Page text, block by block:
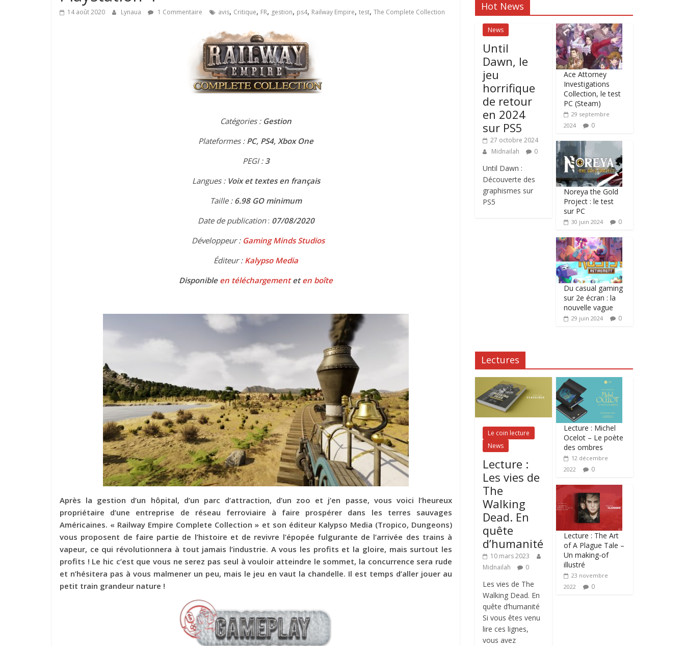
14 août 2020 Lynaua 1 Commentaire avis, Critique, FR, gestion, ps4, Railway Empire, test, The Complete Collection
Catégories : Gestion
Plateformes : PC, PS4, Xbox One
PEGI : 3
Langues : Voix et textes en français
Taille : 6.98 GO minimum
Date de publication: 07/08/2020
Développeur : Gaming Minds Studios
Éditeur : Kalypso Media
Disponible en téléchargement eten boîte
Après la gestion d’un hôpital, d’un parc d’attraction, d’un zoo et j’en passe, vous voici l’heureux
propriétaire d’une entreprise de réseau ferroviaire à faire prospérer dans les terres sauvages
Américaines. « Railway Empire Complete Collection » et son éditeur Kalypso Media (Tropico, Dungeons)
vous proposent de faire partie de l’histoire et de revivre l’épopée fulgurante de l’arrivée des trains à
vapeur, ce qui révolutionnera à tout jamais l’industrie. A vous les profits et la gloire, mais surtout les
profits ! Le hic c’est que vous ne serez pas seul à vouloir atteindre le sommet, la concurrence sera rude
et n’hésitera pas à vous malmener un peu, mais le jeu en vaut la chandelle. Il est temps d’aller jouer au
petit train grandeur nature !
Hot News
News
Until
Dawn, le
jeu
horrifique
de retour
en 2024
sur PS5
27 octobre 2024
Midnailah
0
Until Dawn :
Découverte des
graphismes sur
PS5
Ace Attorney
Investigations
Collection, le test
PC (Steam)
29 septembre
2024
0
Noreya the Gold
Project : le test
sur PC
30 juin 2024 0
Du casual gaming
sur 2e écran : la
nouvelle vague
29 juin 2024 0
Lectures
Le coin lecture
News
Lecture :
Les vies de
The
Walking
Dead. En
quête
d’humanité
10 mars 2023
Midnailah
0
Les vies de The
Walking Dead. En
quête d’humanité
Si vous êtes venu
lire ces lignes,
vous avez
Lecture : Michel
Ocelot – Le poète
des ombres
12 décembre
2022
0
Lecture : The Art
of A Plague Tale –
Un making-of
illustré
23 novembre
2022
0